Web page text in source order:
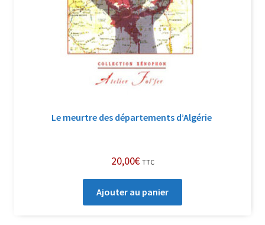
Soutien à Philippe Randa
Suivi de la Commande
Le meurtre des départements d’Algérie
20,00€ TTC
Ajouter au panier